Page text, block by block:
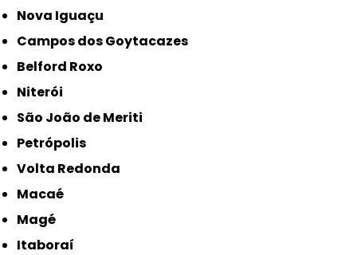
Nova Iguaçu
Campos dos Goytacazes
Belford Roxo
Niterói
São João de Meriti
Petrópolis
Volta Redonda
Macaé
Magé
Itaboraí